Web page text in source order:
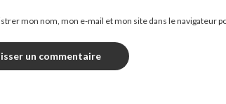
mon nom, mon e-mail et mon site dans le navigateur